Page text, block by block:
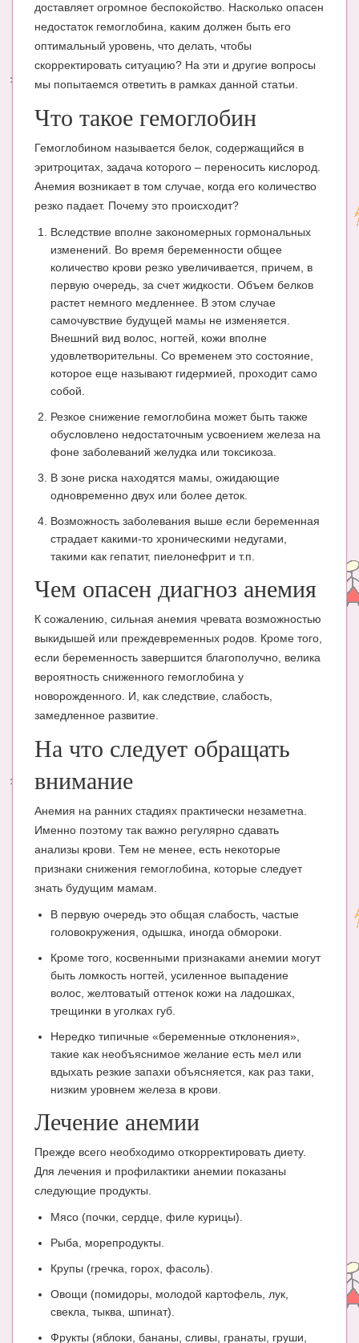
БЕРЕМЕННОСТЬ
Календарь беременности
Энциклопедия
МАМИНА БИБЛИОТЕКА
Имена. Святцы
Энциклопедия беременных
Мамина энциклопедия
СЕРВИСЫ И ПРИЛОЖЕНИЯ
Сервис. Оценка роста и веса ребенка
Приложения для Android
Полезные ссылки
Опросы
НОВОСТИ ЛОПОТУНА
Блог Администратора
О проекте
Сотрудничество. Авторам
доставляет огромное беспокойство. Насколько опасен
недостаток гемоглобина, каким должен быть его
оптимальный уровень, что делать, чтобы
скорректировать ситуацию? На эти и другие вопросы
мы попытаемся ответить в рамках данной статьи.
Что такое гемоглобин
Гемоглобином называется белок, содержащийся в
эритроцитах, задача которого – переносить кислород.
Анемия возникает в том случае, когда его количество
резко падает. Почему это происходит?
Вследствие вполне закономерных гормональных
изменений. Во время беременности общее
количество крови резко увеличивается, причем, в
первую очередь, за счет жидкости. Объем белков
растет немного медленнее. В этом случае
самочувствие будущей мамы не изменяется.
Внешний вид волос, ногтей, кожи вполне
удовлетворительны. Со временем это состояние,
которое еще называют гидермией, проходит само
собой.
Резкое снижение гемоглобина может быть также
обусловлено недостаточным усвоением железа на
фоне заболеваний желудка или токсикоза.
В зоне риска находятся мамы, ожидающие
одновременно двух или более деток.
Возможность заболевания выше если беременная
страдает какими-то хроническими недугами,
такими как гепатит, пиелонефрит и т.п.
Чем опасен диагноз анемия
К сожалению, сильная анемия чревата возможностью
выкидышей или преждевременных родов. Кроме того,
если беременность завершится благополучно, велика
вероятность сниженного гемоглобина у
новорожденного. И, как следствие, слабость,
замедленное развитие.
На что следует обращать
внимание
Анемия на ранних стадиях практически незаметна.
Именно поэтому так важно регулярно сдавать
анализы крови. Тем не менее, есть некоторые
признаки снижения гемоглобина, которые следует
знать будущим мамам.
В первую очередь это общая слабость, частые
головокружения, одышка, иногда обмороки.
Кроме того, косвенными признаками анемии могут
быть ломкость ногтей, усиленное выпадение
волос, желтоватый оттенок кожи на ладошках,
трещинки в уголках губ.
Нередко типичные «беременные отклонения»,
такие как необъяснимое желание есть мел или
вдыхать резкие запахи объясняется, как раз таки,
низким уровнем железа в крови.
Лечение анемии
Прежде всего необходимо откорректировать диету.
Для лечения и профилактики анемии показаны
следующие продукты.
Мясо (почки, сердце, филе курицы).
Рыба, морепродукты.
Крупы (гречка, горох, фасоль).
Овощи (помидоры, молодой картофель, лук,
свекла, тыква, шпинат).
Фрукты (яблоки, бананы, сливы, гранаты, груши,